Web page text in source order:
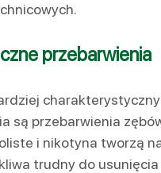
przebarwienia
są przebarwienia
i nikotyna tworzą
trudny do usunięcia